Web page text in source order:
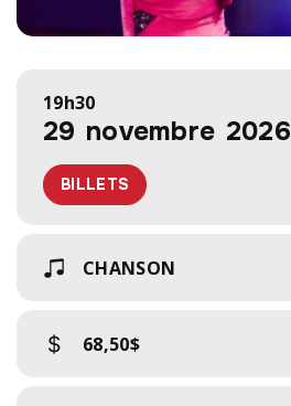
19h30
29 novembre 2026
BILLETS
CHANSON
68,50$